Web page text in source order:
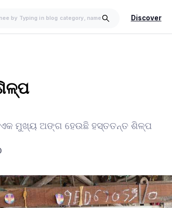
Discover
ଏକ ମୁଖ୍ୟ ଅଙ୍ଗ ହେଉଛି ହସ୍ତତନ୍ତ ଶିଳ୍ପ